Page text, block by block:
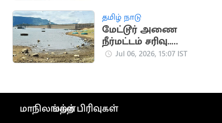
தமிழ் நாடு
மேட்டூர் அணை
நீர்மட்டம் சரிவு..
டெல்டா விவசாயிகள்
Jul 06, 2026, 15:07 IST
மாநிலங்கள்மற்ற பிரிவுகள்